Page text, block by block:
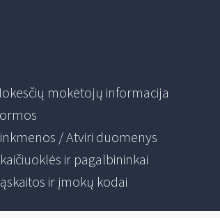
mokėtojų informacija
/ Atviri duomenys
ir pagalbininkai
ir įmokų kodai